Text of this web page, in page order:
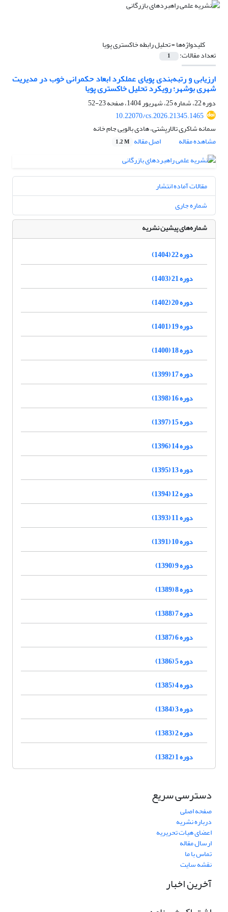
کلیدواژه‌ها =تحلیل رابطه خاکستری پویا
تعداد مقالات: 1
ارزیابی و رتبه‌بندی پویای عملکرد ابعاد حکمرانی خوب در مدیریت
شهری بوشهر؛ رویکرد تحلیل خاکستری پویا
دوره 22، شماره 25، شهریور 1404، صفحه
23-52
10.22070/cs.2026.21345.1465
سمانه شاکری تالارپشتی، هادی بالویی جام خانه
مشاهده مقاله
اصل مقاله 1.2 M
مقالات آماده انتشار
شماره جاری
شماره‌های پیشین نشریه
دوره 22 (1404)
دوره 21 (1403)
دوره 20 (1402)
دوره 19 (1401)
دوره 18 (1400)
دوره 17 (1399)
دوره 16 (1398)
دوره 15 (1397)
دوره 14 (1396)
دوره 13 (1395)
دوره 12 (1394)
دوره 11 (1393)
دوره 10 (1391)
دوره 9 (1390)
دوره 8 (1389)
دوره 7 (1388)
دوره 6 (1387)
دوره 5 (1386)
دوره 4 (1385)
دوره 3 (1384)
دوره 2 (1383)
دوره 1 (1382)
دسترسی سریع
صفحه اصلی
درباره نشریه
اعضای هیات تحریریه
ارسال مقاله
تماس با ما
نقشه سایت
آخرین اخبار